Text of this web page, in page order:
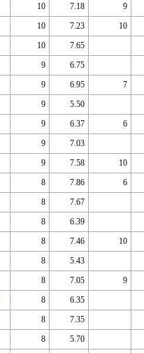
10 7.18
9
10 7.23
10
10
7.65
9
6.75
9 6.95
7
9
5.50
9 6.37
6
9
7.03
9 7.58
10
8 7.86
6
8
7.67
8
6.39
8 7.46
10
8
5.43
8 7.05
9
8
6.35
8
7.35
8 5.70